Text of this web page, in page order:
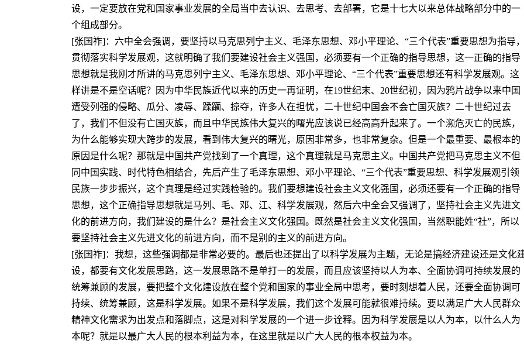
设，一定要放在党和国家事业发展的全局当中去认识、去思考、去部署，它是十七大以来总体战略部分中的一
个组成部分。
[张国祚]：六中全会强调，要坚持以马克思列宁主义、毛泽东思想、邓小平理论、“三个代表”重要思想为指导，
贯彻落实科学发展观，这就明确了我们要建设社会主义强国，必须要有一个正确的指导思想，这一正确的指导
思想就是我刚才所讲的马克思列宁主义、毛泽东思想、邓小平理论、“三个代表”重要思想还有科学发展观。这
样讲是不是空话呢？因为中华民族近代以来的历史一再证明，在19世纪末、20世纪初，因为鸦片战争以来中国
遭受列强的侵略、瓜分、凌辱、蹂躏、掠夺，许多人在担忧，二十世纪中国会不会亡国灭族？二十世纪过去
了，我们不但没有亡国灭族，而且中华民族伟大复兴的曙光应该说已经高高升起来了。一个濒危灭亡的民族，
为什么能够实现大跨步的发展，看到伟大复兴的曙光，原因非常多，也非常复杂。但是一个最重要、最根本的
原因是什么呢？那就是中国共产党找到了一个真理，这个真理就是马克思主义。中国共产党把马克思主义不但
同中国实践、时代特色相结合，先后产生了毛泽东思想、邓小平理论、“三个代表”重要思想、科学发展观引领
民族一步步振兴，这个真理是经过实践检验的。我们要想建设社会主义文化强国，必须还要有一个正确的指导
思想，这个正确指导思想就是马列、毛、邓、江、科学发展观，然后六中全会又强调了，坚持社会主义先进文
化的前进方向，我们建设的是什么？是社会主义文化强国。既然是社会主义文化强国，当然职能姓“社”，所以
要坚持社会主义先进文化的前进方向，而不是别的主义的前进方向。
[张国祚]：我想，这些强调都是非常必要的。最后也还提出了以科学发展为主题，无论是搞经济建设还是文化
设，都要有文化发展思路，这一发展思路不是单打一的发展，而且应该坚持以人为本、全面协调可持续发展的
统筹兼顾的发展，要把整个文化建设放在整个党和国家的事业全局中思考，要时刻想着人民，还要全面协调可
持续、统筹兼顾，这是科学发展。如果不是科学发展，我们这个发展可能就很难持续。要以满足广大人民群众
精神文化需求为出发点和落脚点，这是对科学发展的一个进一步诠释。因为科学发展是以人为本，以什么人为
本呢？就是以最广大人民的根本利益为本，在这里就是以广大人民的根本权益为本。